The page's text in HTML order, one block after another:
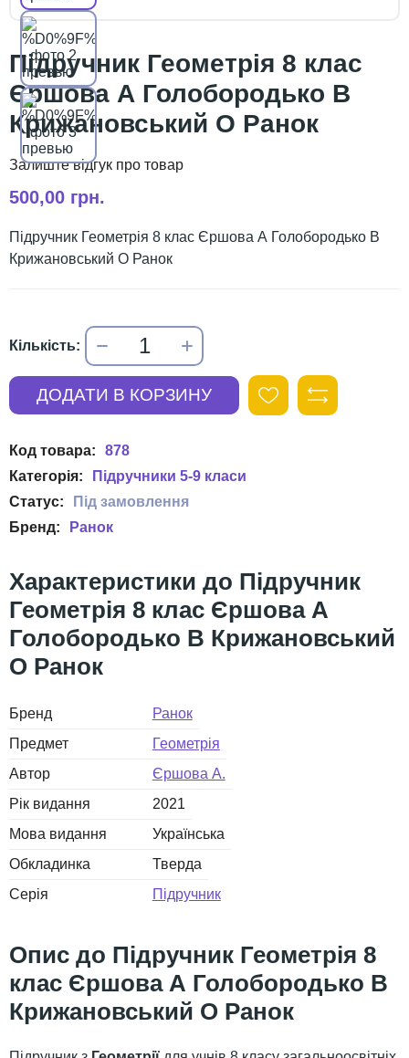
Підручник Геометрія 8 клас
Єршова А Голобородько В
Крижановський О Ранок
500,00 грн.
Підручник Геометрія 8 клас Єршова А Голобородько В
Крижановський О Ранок
878
Підручники 5-9 класи
Ранок
Підручник
Геометрія 8 клас Єршова А
Голобородько В Крижановський
О Ранок
Бренд
Ранок
Предмет
Геометрія
Автор
Єршова А.
Рік видання
2021
Мова видання
Українська
Обкладинка
Тверда
Серія
Підручник
Підручник Геометрія 8
клас Єршова А Голобородько В
Крижановський О Ранок